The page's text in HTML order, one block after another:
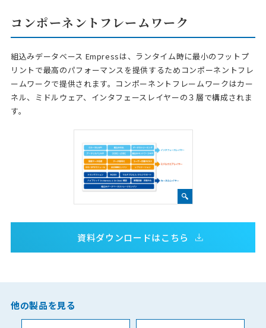
コンポーネントフレームワーク
組込みデータベース Empressは、ランタイム時に最小のフットプ
リントで最高のパフォーマンスを提供するためコンポーネントフレ
ームワークで提供されます。コンポーネントフレームワークはカー
ネル、ミドルウェア、インタフェースレイヤーの３層で構成されま
す。
資料ダウンロードはこちら
他の製品を見る